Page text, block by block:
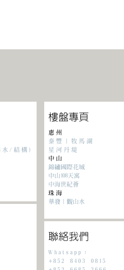
水/結構)
樓盤專頁
惠州
泰豐｜牧馬湖
星河丹堤
中山
錦繡國際花城
中山108天寓
中海世紀薈
珠海
華發｜觀山水
聯絡我們
Whatsapp：
+852 8403 0815